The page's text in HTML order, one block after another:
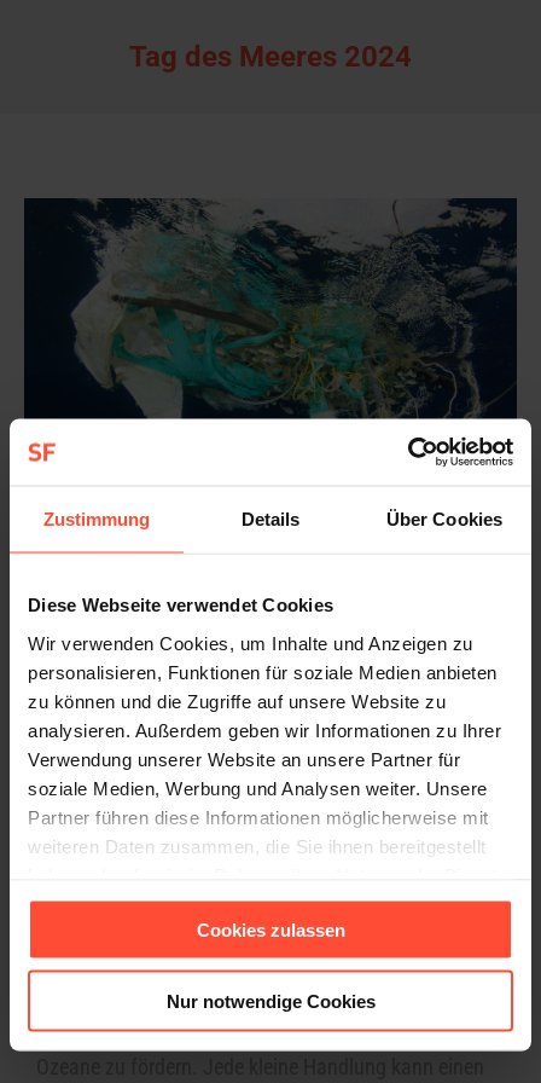
Zustimmung Details Über Cookies
Diese Webseite verwendet Cookies
Wir verwenden Cookies, um Inhalte und Anzeigen zu
personalisieren, Funktionen für soziale Medien anbieten
zu können und die Zugriffe auf unsere Website zu
analysieren. Außerdem geben wir Informationen zu Ihrer
Verwendung unserer Website an unsere Partner für
soziale Medien, Werbung und Analysen weiter. Unsere
Partner führen diese Informationen möglicherweise mit
weiteren Daten zusammen, die Sie ihnen bereitgestellt
gesammelt haben.
Cookies zulassen
Nur notwendige Cookies
Tag des Meeres 2024
– eine Gelegenheit, Bewusstsein für die Bedeutung
unserer Ozeane zu schaffen.
Als Agentur liegt uns dieser Tag besonders am Herzen
und aus diesem Grund möchten wir dazu beitragen,
unsere Ozeane zu schützen und zu erhalten. In diesem
Jahr unterstützen wir die Organisation OceanCare mit
einer Spende. Seit 1989erhebt OceanCare
die Stimme
für das Leben im Meer. Die internationale Organisation
Meeresschutz und trägt zur Erreichung der globalen
Nachhaltigkeitsziele bei.
Lasst uns gemeinsam dazu beitragen, die
Verschmutzung zu reduzieren, die Artenvielfalt zu
bewahren und die nachhaltige Nutzung unserer